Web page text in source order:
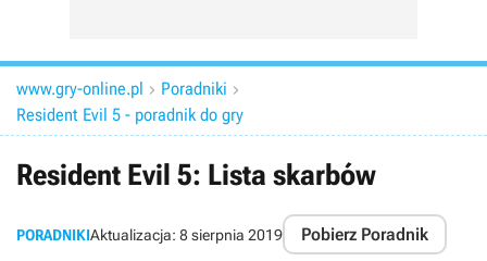
www.gry-online.pl  Poradniki 
Resident Evil 5 - poradnik do gry
Resident Evil 5: Lista skarbów
PORADNIKIAktualizacja: 8 sierpnia 2019 Pobierz Poradnik